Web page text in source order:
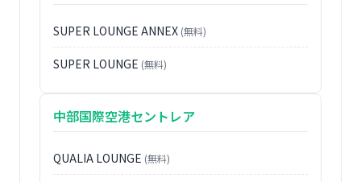
SUPER LOUNGE ANNEX (無料)
SUPER LOUNGE (無料)
中部国際空港セントレア
QUALIA LOUNGE (無料)